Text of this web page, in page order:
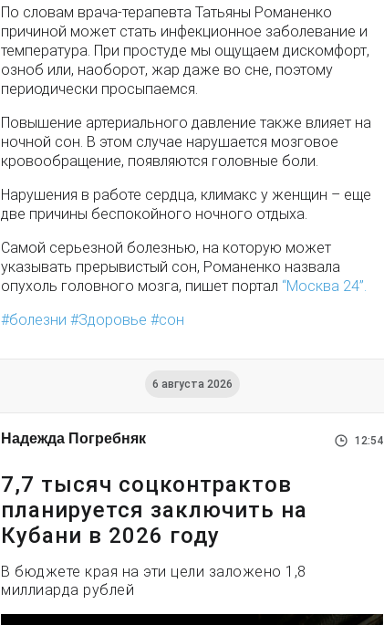
По словам врача-терапевта Татьяны Романенко
причиной может стать инфекционное заболевание и
температура. При простуде мы ощущаем дискомфорт,
озноб или, наоборот, жар даже во сне, поэтому
периодически просыпаемся.
Повышение артериального давление также влияет на
ночной сон. В этом случае нарушается мозговое
кровообращение, появляются головные боли.
Нарушения в работе сердца, климакс у женщин – еще
две причины беспокойного ночного отдыха.
Самой серьезной болезнью, на которую может
указывать прерывистый сон, Романенко назвала
опухоль головного мозга, пишет портал “Москва 24”.
болезни
Здоровье сон
6 августа 2026
Надежда Погребняк 12:54
7,7 тысяч соцконтрактов
планируется заключить на
Кубани в 2026 году
В бюджете края на эти цели заложено 1,8
миллиарда рублей